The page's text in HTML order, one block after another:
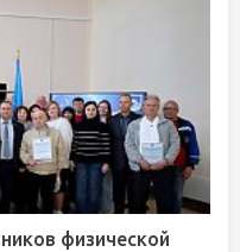
физической